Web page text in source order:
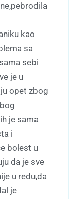
kao
sa
sebi
je u
opet zbog
je sama
i
bolest u
da je sve
u redu,da
je